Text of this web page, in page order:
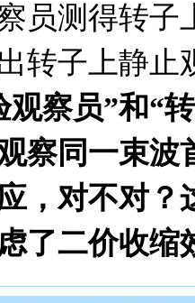
员测得转子
转子上静止
观察员”和“
察同一束波
，对不对？
了二价收缩